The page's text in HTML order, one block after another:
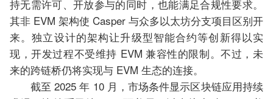
持无需许可、开放参与的同时，也能满足合规性要求。
其非 EVM 架构使 Casper 与众多以太坊分支项目区别开
来。独立设计的架构让升级型智能合约等创新得以实
现，开发过程不受维持 EVM 兼容性的限制。不过，未
来的跨链桥仍将实现与 EVM 生态的连接。
截至 2025 年 10 月，市场条件显示区块链应用持续